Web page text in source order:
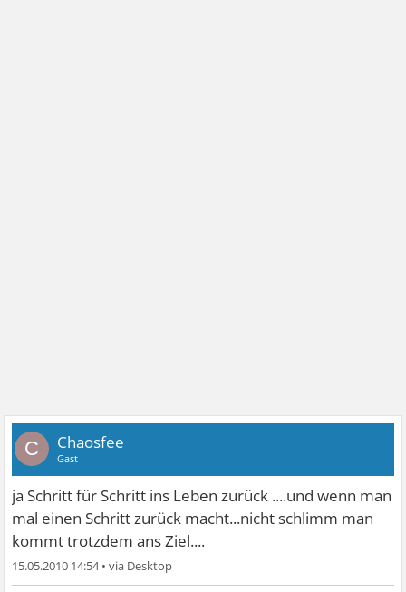
C Chaosfee
Gast
ja Schritt für Schritt ins Leben zurück ....und wenn man
mal einen Schritt zurück macht...nicht schlimm man
kommt trotzdem ans Ziel....
15.05.2010 14:54•